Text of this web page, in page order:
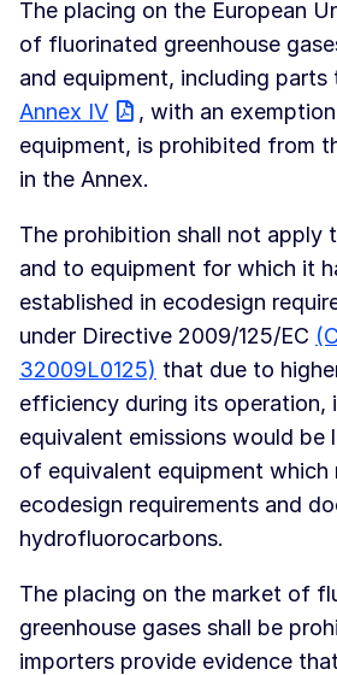
The placing on the European
of fluorinated greenhouse
and equipment, including parts
Annex IV
, with an
equipment, is prohibited from
in the Annex.
The prohibition shall not apply
and to equipment for which it
established in ecodesign
under Directive 2009/125/EC
32009L0125) that due to
efficiency during its operation,
equivalent emissions would be
of equivalent equipment which
ecodesign requirements and
hydrofluorocarbons.
The placing on the market of
greenhouse gases shall be
importers provide evidence